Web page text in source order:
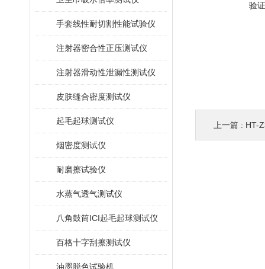
手套线性耐切割性能试验仪
注射器密合性正压测试仪
注射器滑动性泄漏性测试仪
皮肤缝合密度测试仪
起毛起球测试仪
烟密度测试仪
耐磨擦试验仪
水蒸气透气测试仪
八角鼓筒ICI起毛起球测试仪
百格十字刮擦测试仪
油墨脱色试验机
验
上一篇 : HT-